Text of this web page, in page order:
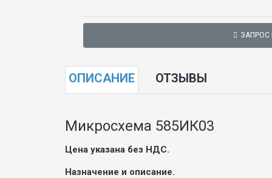
ОПИСАНИЕ ОТЗЫВЫ
Микросхема 585ИК03
Цена указана без НДС.
Назначение и описание.